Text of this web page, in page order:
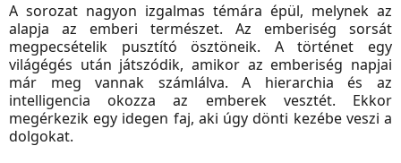
A sorozat nagyon izgalmas témára épül, melynek az
alapja az emberi természet. Az emberiség sorsát
megpecsételik pusztító ösztöneik. A történet egy
világégés után játszódik, amikor az emberiség napjai
már meg vannak számlálva. A hierarchia és az
intelligencia okozza az emberek vesztét. Ekkor
megérkezik egy idegen faj, aki úgy dönti kezébe veszi a
dolgokat.